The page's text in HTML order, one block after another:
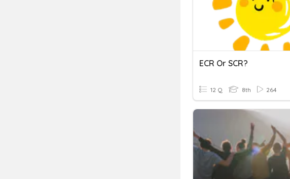
ECR Or SCR?
12 Q 8th 264